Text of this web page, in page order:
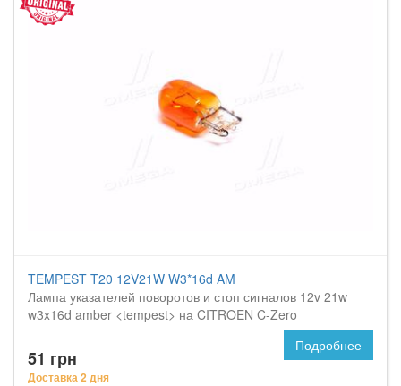
TEMPEST T20 12V21W W3*16d AM
Лампа указателей поворотов и стоп сигналов 12v 21w
w3x16d amber <tempest> на CITROEN C-Zero
51 грн
Доставка 2 дня
Подробнее